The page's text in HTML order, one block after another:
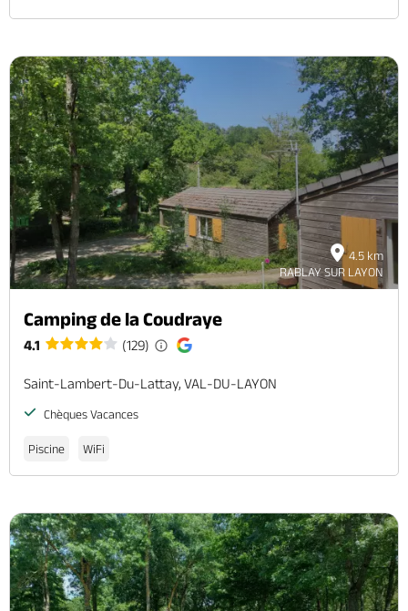
4.5 km
RABLAY SUR LAYON
Camping de la Coudraye
4.1 (129)
Saint-Lambert-Du-Lattay, VAL-DU-LAYON
Chèques Vacances
Piscine WiFi